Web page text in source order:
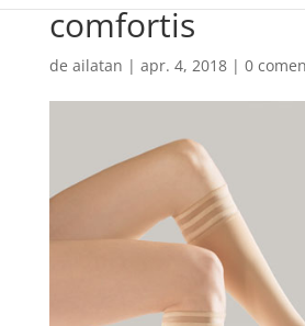
comfortis
de ailatan | apr. 4, 2018| 0